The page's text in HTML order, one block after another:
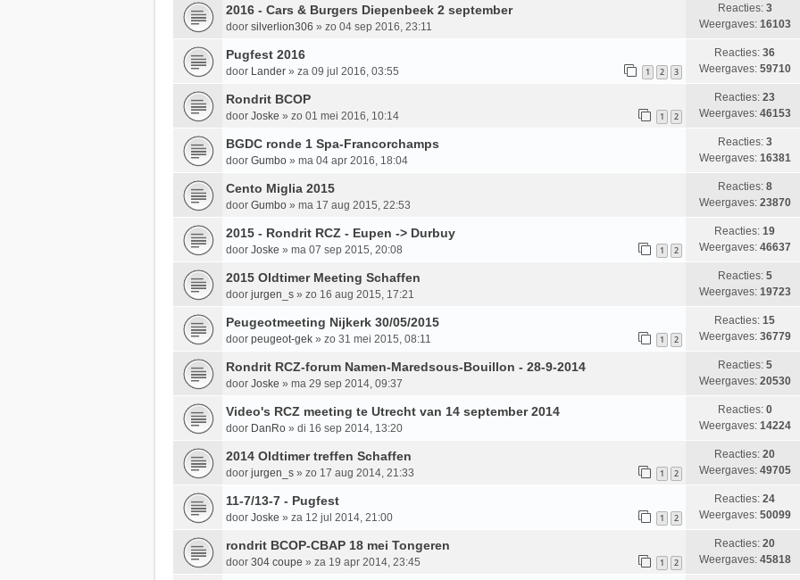
2016 - Cars & Burgers Diepenbeek 2 september
door silverlion306 » zo 04 sep 2016, 23:11
Reacties: 3
Weergaves: 16103
Pugfest 2016
door Lander » za 09 jul 2016, 03:55 1 2 3
Reacties: 36
Weergaves: 59710
Rondrit BCOP
door Joske » zo 01 mei 2016, 10:14 1 2
Reacties: 23
Weergaves: 46153
BGDC ronde 1 Spa-Francorchamps
door Gumbo » ma 04 apr 2016, 18:04
Reacties: 3
Weergaves: 16381
Cento Miglia 2015
door Gumbo » ma 17 aug 2015, 22:53
Reacties: 8
Weergaves: 23870
2015 - Rondrit RCZ - Eupen -> Durbuy
door Joske » ma 07 sep 2015, 20:08 1 2
Reacties: 19
Weergaves: 46637
2015 Oldtimer Meeting Schaffen
door jurgen_s » zo 16 aug 2015, 17:21
Reacties: 5
Weergaves: 19723
Peugeotmeeting Nijkerk 30/05/2015
door peugeot-gek » zo 31 mei 2015, 08:11 1 2
Reacties: 15
Weergaves: 36779
Rondrit RCZ-forum Namen-Maredsous-Bouillon - 28-9-2014
door Joske » ma 29 sep 2014, 09:37
Reacties: 5
Weergaves: 20530
Video's RCZ meeting te Utrecht van 14 september 2014
door DanRo » di 16 sep 2014, 13:20
Reacties: 0
Weergaves: 14224
2014 Oldtimer treffen Schaffen
door jurgen_s » zo 17 aug 2014, 21:33 1 2
Reacties: 20
Weergaves: 49705
11-7/13-7 - Pugfest
door Joske » za 12 jul 2014, 21:00 1 2
Reacties: 24
Weergaves: 50099
rondrit BCOP-CBAP 18 mei Tongeren
door 304 coupe » za 19 apr 2014, 23:45 1 2
Reacties: 20
Weergaves: 45818